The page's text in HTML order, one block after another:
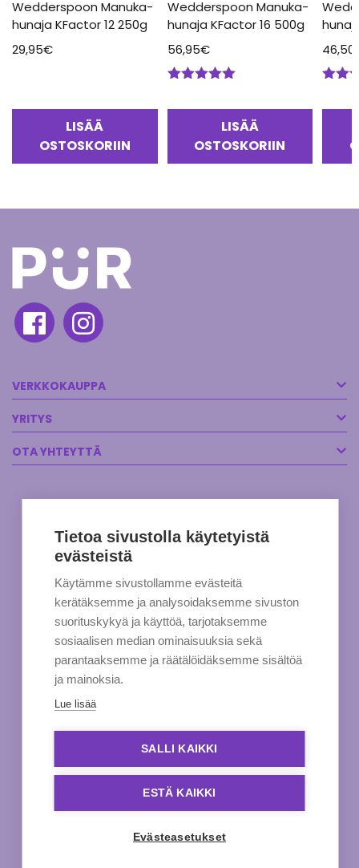
Wedderspoon Manuka-
hunaja KFactor 12 250g
29,95€
LISÄÄ
OSTOSKORIIN
Wedderspoon Manuka-
hunaja KFactor 16 500g
56,95€
LISÄÄ
OSTOSKORIIN
46,50
VERKKOKAUPPA
YRITYS
OTA YHTEYTTÄ
Tietoa sivustolla käytetyistä
evästeistä
Käytämme sivustollamme evästeitä
kerätäksemme ja analysoidaksemme sivuston
suorituskykyä ja käyttöä, tarjotaksemme
sosiaalisen median ominaisuuksia sekä
parantaaksemme ja räätälöidäksemme sisältöä
ja mainoksia.
Lue lisää
SALLI KAIKKI
ESTÄ KAIKKI
Evästeasetukset